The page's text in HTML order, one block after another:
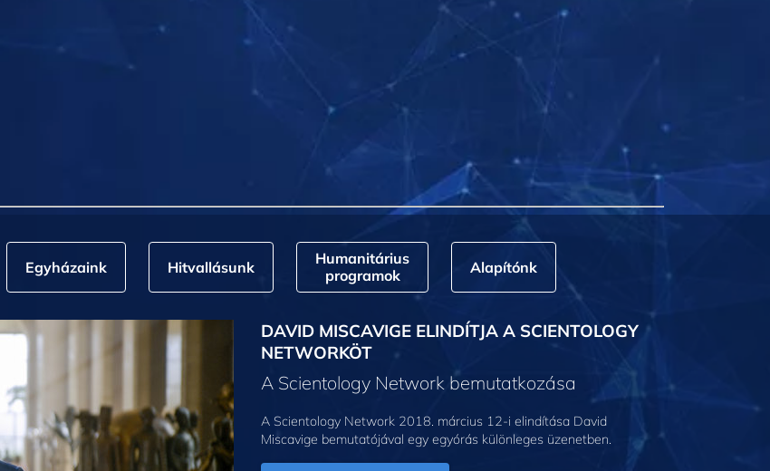
Egyházaink Hitvallásunk
Humanitárius
programok
Alapítónk
DAVID MISCAVIGE ELINDÍTJA A SCIENTOLOGY
NETWORKÖT
A Scientology Network bemutatkozása
A Scientology Network 2018. március 12-i elindítása David
Miscavige bemutatójával egy egyórás különleges üzenetben.